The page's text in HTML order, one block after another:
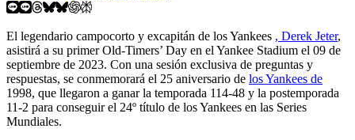
El legendario campocorto y excapitán de los Yankees , Derek Jeter,
asistirá a su primer Old-Timers’ Day en el Yankee Stadium el 09 de
septiembre de 2023. Con una sesión exclusiva de preguntas y
respuestas, se conmemorará el 25 aniversario de los Yankees de
1998, que llegaron a ganar la temporada 114-48 y la postemporada
11-2 para conseguir el 24º título de los Yankees en las Series
Mundiales.